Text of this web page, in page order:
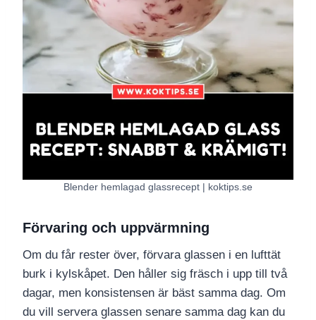
Blender hemlagad glassrecept | koktips.se
Förvaring och uppvärmning
Om du får rester över, förvara glassen i en lufttät
burk i kylskåpet. Den håller sig fräsch i upp till två
dagar, men konsistensen är bäst samma dag. Om
du vill servera glassen senare samma dag kan du